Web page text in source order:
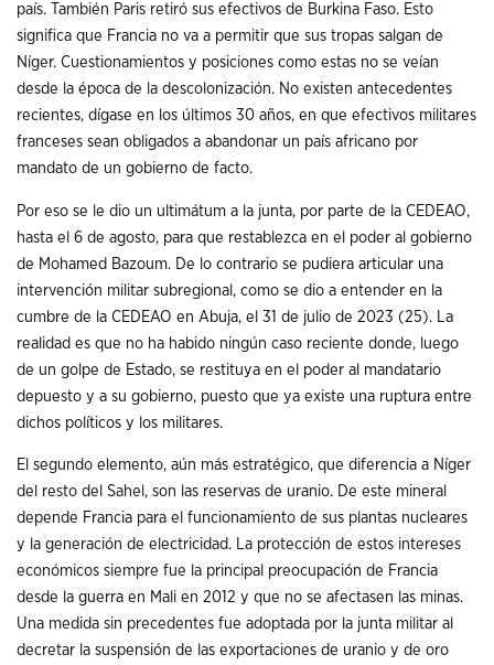
país. También Paris retiró sus efectivos de Burkina Faso. Esto
significa que Francia no va a permitir que sus tropas salgan de
Níger. Cuestionamientos y posiciones como estas no se veían
desde la época de la descolonización. No existen antecedentes
recientes, dígase en los últimos 30 años, en que efectivos militares
franceses sean obligados a abandonar un país africano por
mandato de un gobierno de facto.
Por eso se le dio un ultimátum a la junta, por parte de la CEDEAO,
hasta el 6 de agosto, para que restablezca en el poder al gobierno
de Mohamed Bazoum. De lo contrario se pudiera articular una
intervención militar subregional, como se dio a entender en la
cumbre de la CEDEAO en Abuja, el 31 de julio de 2023 (25). La
realidad es que no ha habido ningún caso reciente donde, luego
de un golpe de Estado, se restituya en el poder al mandatario
depuesto y a su gobierno, puesto que ya existe una ruptura entre
dichos políticos y los militares.
El segundo elemento, aún más estratégico, que diferencia a Níger
del resto del Sahel, son las reservas de uranio. De este mineral
depende Francia para el funcionamiento de sus plantas nucleares
y la generación de electricidad. La protección de estos intereses
económicos siempre fue la principal preocupación de Francia
desde la guerra en Mali en 2012 y que no se afectasen las minas.
Una medida sin precedentes fue adoptada por la junta militar al
decretar la suspensión de las exportaciones de uranio y de oro